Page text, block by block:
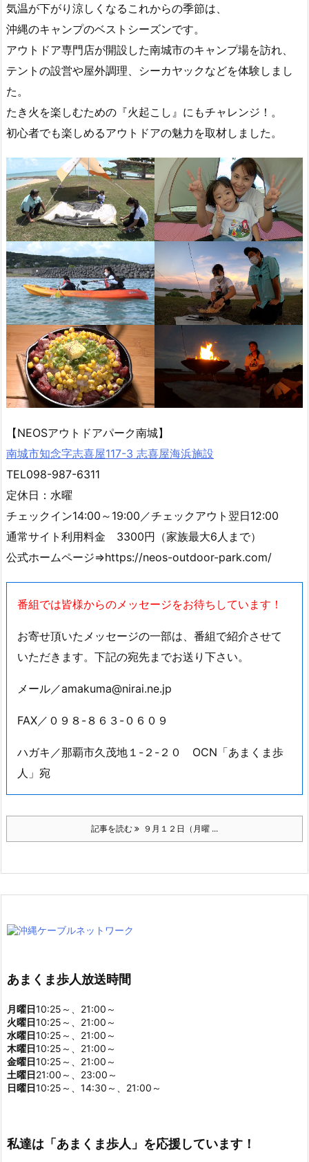
気温が下がり涼しくなるこれからの季節は、
沖縄のキャンプのベストシーズンです。
アウトドア専門店が開設した南城市のキャンプ場を訪れ、
テントの設営や屋外調理、シーカヤックなどを体験しまし
た。
たき火を楽しむための『火起こし』にもチャレンジ！。
初心者でも楽しめるアウトドアの魅力を取材しました。
【NEOSアウトドアパーク南城】
南城市知念字志喜屋117-3 志喜屋海浜施設
TEL098-987-6311
定休日：水曜
チェックイン14:00～19:00／チェックアウト翌日12:00
通常サイト利用料金 3300円（家族最大6人まで）
公式ホームページ⇒https://neos-outdoor-park.com/
番組では皆様からのメッセージをお待ちしています！
お寄せ頂いたメッセージの一部は、番組で紹介させて
いただきます。下記の宛先までお送り下さい。
メール／amakuma@nirai.ne.jp
FAX／０９８-８６３-０６０９
ハガキ／那覇市久茂地１-２-２０ OCN「あまくま歩
人」宛
記事を読む ９月１２日（月曜 ...
あまくま歩人放送時間
月曜日10:25～、21:00～
火曜日10:25～、21:00～
水曜日10:25～、21:00～
木曜日10:25～、21:00～
金曜日10:25～、21:00～
土曜日21:00～、23:00～
日曜日10:25～、14:30～、21:00～
私達は「あまくま歩人」を応援しています！